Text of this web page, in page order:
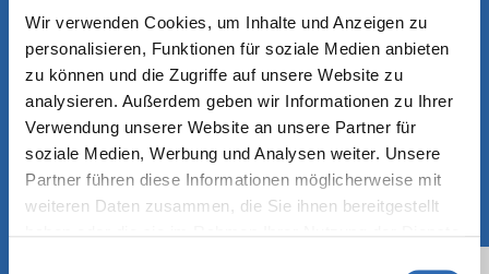
Wir verwenden Cookies, um Inhalte und Anzeigen zu
personalisieren, Funktionen für soziale Medien anbieten
zu können und die Zugriffe auf unsere Website zu
analysieren. Außerdem geben wir Informationen zu Ihrer
Verwendung unserer Website an unsere Partner für
soziale Medien, Werbung und Analysen weiter. Unsere
Partner führen diese Informationen möglicherweise mit
weiteren Daten zusammen, die Sie ihnen bereitgestellt
MONTA GREENLINE PRODUKTE
Die Welt verlangt nach neuen Lösungen, die